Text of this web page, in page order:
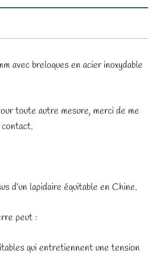
avec breloques en acier inoxydable
toute autre mesure, merci de me
d’un lapidaire équitable en Chine.
peut :
qui entretiennent une tension